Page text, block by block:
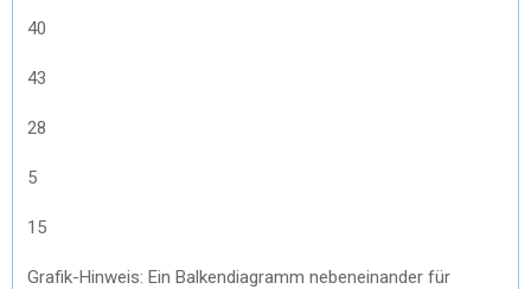
40
43
28
5
15
Grafik-Hinweis: Ein Balkendiagramm nebeneinander für